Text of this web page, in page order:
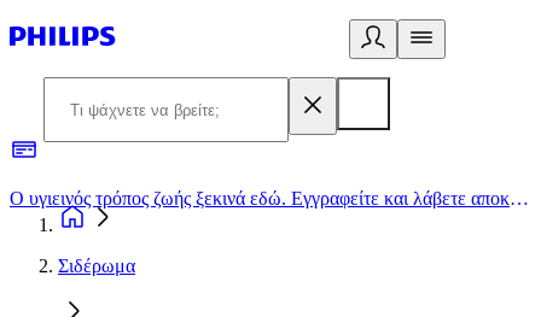
Ο υγιεινός τρόπος ζωής ξεκινά εδώ. Εγγραφείτε και λάβετε αποκλειστικές προσφορές
Σιδέρωμα